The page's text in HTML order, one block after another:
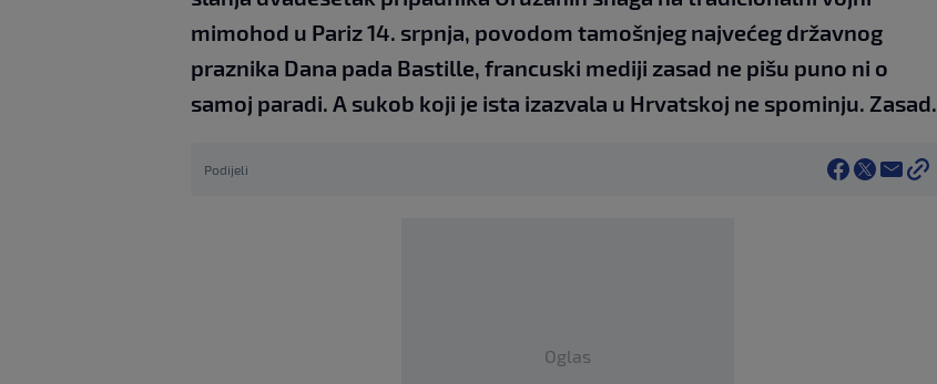
mimohod u Pariz 14. srpnja, povodom tamošnjeg najvećeg državnog
praznika Dana pada Bastille, francuski mediji zasad ne pišu puno ni o
samoj paradi. A sukob koji je ista izazvala u Hrvatskoj ne spominju. Zasad.
Podijeli
Oglas